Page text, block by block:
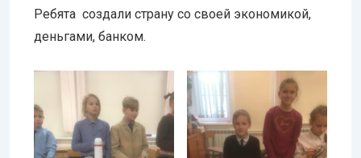
Ребята создали страну со своей экономикой,
деньгами, банком.